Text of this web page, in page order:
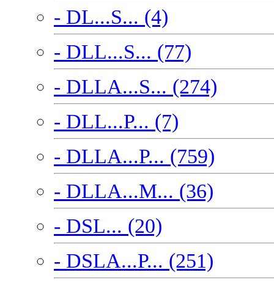
- DL...S... (4)
- DLL...S... (77)
- DLLA...S... (274)
- DLL...P... (7)
- DLLA...P... (759)
- DLLA...M... (36)
- DSL... (20)
- DSLA...P... (251)